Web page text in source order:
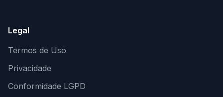
Legal
Termos de Uso
Privacidade
Conformidade LGPD